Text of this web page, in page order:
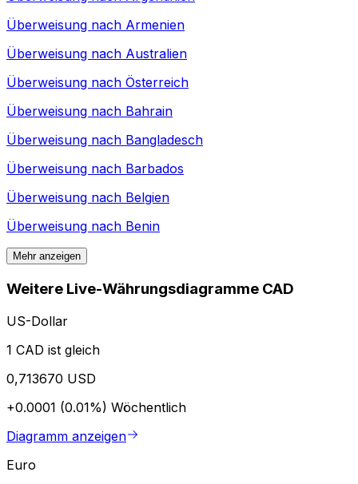
Überweisung nach Armenien
Überweisung nach Australien
Überweisung nach Österreich
Überweisung nach Bahrain
Überweisung nach Bangladesch
Überweisung nach Barbados
Überweisung nach Belgien
Überweisung nach Benin
Mehr anzeigen
Weitere Live-Währungsdiagramme CAD
US-Dollar
1 CAD ist gleich
0,713670 USD
+0.0001 (0.01%) Wöchentlich
Diagramm anzeigen
Euro